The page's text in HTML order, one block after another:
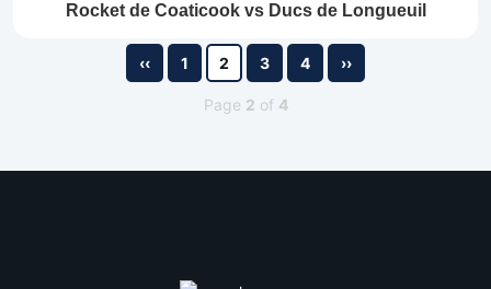
Rocket de Coaticook vs Ducs de Longueuil
‹‹ 1 2 3 4 ››
Page 2 of 4